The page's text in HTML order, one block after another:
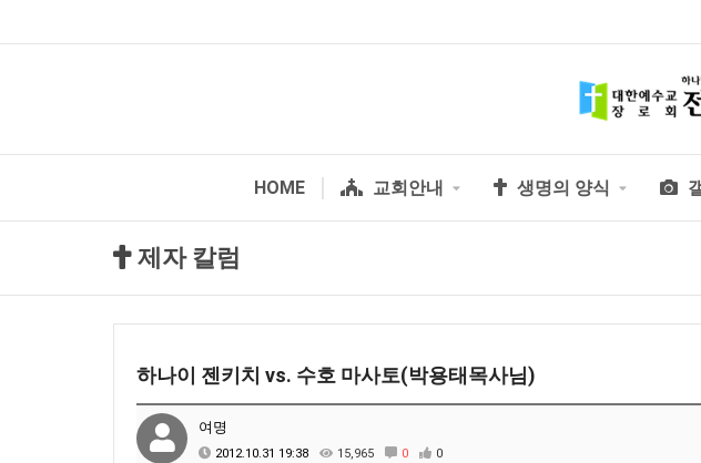
HOME 교회안내 생명의 양식
제자 칼럼
하나이 젠키치 vs. 수호 마사토(박용태목사님)
여명
2012.10.31 19:38 15,965 0 0